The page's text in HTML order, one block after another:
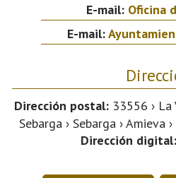
E-mail: Oficina
E-mail:
Dirección postal:33556 › La
Sebarga › Sebarga › Amieva
Dirección digital: